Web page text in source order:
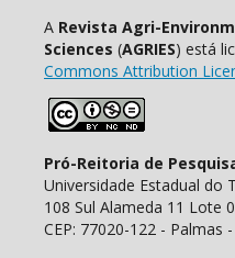
A Revista Agri-
Sciences (AGRIES) está
Commons Attribution
Pró-Reitoria de
Universidade Estadual do
108 Sul Alameda 11 Lote
CEP: 77020-122 - Palmas